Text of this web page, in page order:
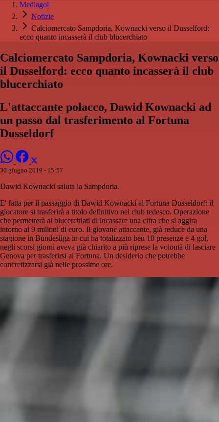
Mediagol
Notizie
Calciomercato Sampdoria, Kownacki verso il Dusselford:
ecco quanto incasserà il club blucerchiato
Calciomercato Sampdoria, Kownacki verso
il Dusselford: ecco quanto incasserà il club
blucerchiato
L'attaccante polacco, Dawid Kownacki ad
un passo dal trasferimento al Fortuna
Dusseldorf
30 giugno 2019 - 15:57
Dawid Kownacki saluta la Sampdoria.
E' fatta per il passaggio di Dawid Kownacki al Fortuna Dusseldorf: il
giocatore si trasferirà a titolo definitivo nel club tedesco. Operazione
che permetterà ai blucerchiati di incassare una cifra che si aggira
intorno ai 9 milioni di euro. Il giovane attaccante, già reduce da una
stagione in Bundesliga in cui ha totalizzato ben 10 presenze e 4 gol,
negli scorsi giorni aveva già chiarito a più riprese la volontà di lasciare
Genova per trasferirsi al Fortuna. Un desiderio che potrebbe
concretizzarsi già nelle prossime ore.